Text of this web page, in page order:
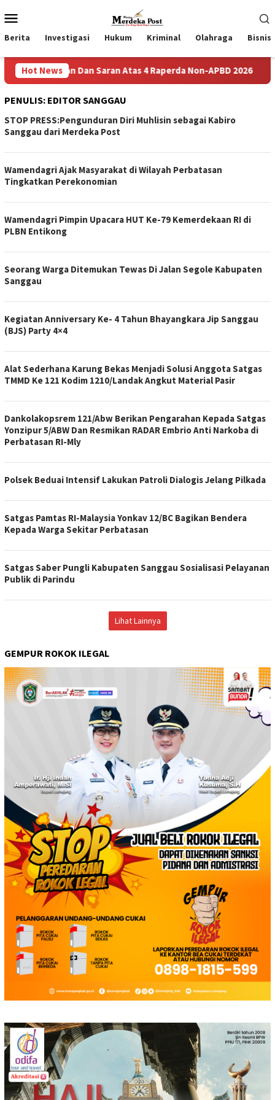
ke
kontenMobile
Berita Investigasi Hukum Kriminal Olahraga Bisnis
Hot News
Dan Saran Atas 4 Raperda Non-APBD 2026
PENULIS: EDITOR SANGGAU
STOP PRESS:Pengunduran Diri Muhlisin sebagai Kabiro
Sanggau dari Merdeka Post
Wamendagri Ajak Masyarakat di Wilayah Perbatasan
Tingkatkan Perekonomian
Wamendagri Pimpin Upacara HUT Ke-79 Kemerdekaan RI di
PLBN Entikong
Seorang Warga Ditemukan Tewas Di Jalan Segole Kabupaten
Sanggau
Kegiatan Anniversary Ke- 4 Tahun Bhayangkara Jip Sanggau
(BJS) Party 4×4
Alat Sederhana Karung Bekas Menjadi Solusi Anggota Satgas
TMMD Ke 121 Kodim 1210/Landak Angkut Material Pasir
Dankolakopsrem 121/Abw Berikan Pengarahan Kepada Satgas
Yonzipur 5/ABW Dan Resmikan RADAR Embrio Anti Narkoba di
Perbatasan RI-Mly
Polsek Beduai Intensif Lakukan Patroli Dialogis Jelang Pilkada
Satgas Pamtas RI-Malaysia Yonkav 12/BC Bagikan Bendera
Kepada Warga Sekitar Perbatasan
Satgas Saber Pungli Kabupaten Sanggau Sosialisasi Pelayanan
Publik di Parindu
Lihat Lainnya
GEMPUR ROKOK ILEGAL